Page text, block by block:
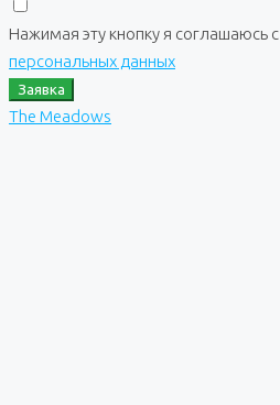
Нажимая эту кнопку я соглашаюсь с
персональных данных
Заявка
The Meadows